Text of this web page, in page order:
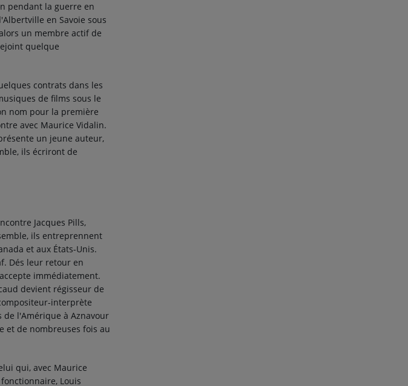
pendant la guerre en
en Savoie sous
un membre actif de
quelque
contrats dans les
de films sous le
nom pour la première
avec Maurice Vidalin.
un jeune auteur,
ils écriront de
Jacques Pills,
ils entreprennent
et aux États-Unis.
Dés leur retour en
immédiatement.
devient régisseur de
interprète
de l'Amérique à Aznavour
et de nombreuses fois au
qui, avec Maurice
Louis